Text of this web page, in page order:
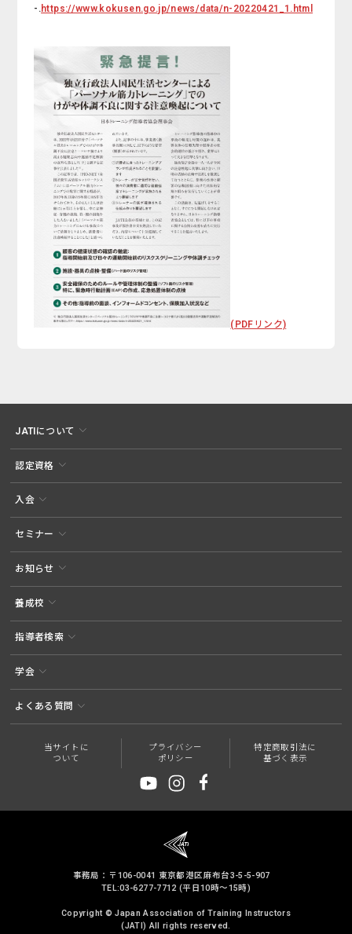
-. https://www.kokusen.go.jp/news/data/n-20220421_1.html
(PDFリンク)
JATIについて
認定資格
入会
セミナー
お知らせ
養成校
指導者検索
学会
よくある質問
当サイトに
ついて
プライバシー
ポリシー
特定商取引法に
基づく表示
事務局：〒106-0041 東京都港区麻布台3-5-5-907
TEL:03-6277-7712 (平日10時～15時)
Copyright © Japan Association of Training Instructors
(JATI) All rights reserved.